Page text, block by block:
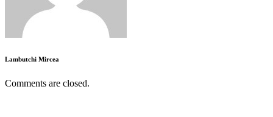
Lambutchi Mircea
Comments are closed.